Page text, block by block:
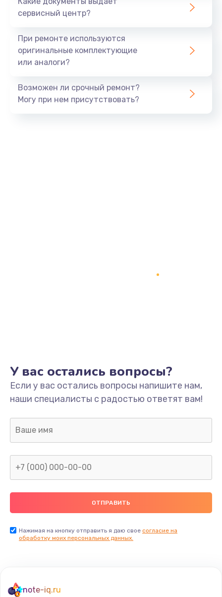
сервисный центр?
При ремонте используются
оригинальные комплектующие
или аналоги?
Возможен ли срочный ремонт?
Могу при нем присутствовать?
У вас остались вопросы?
Если у вас остались вопросы напишите нам,
наши специалисты с радостью ответят вам!
Нажимая на кнопку отправить я даю свое согласие на
обработку моих персональных данных.
note-iq.ru